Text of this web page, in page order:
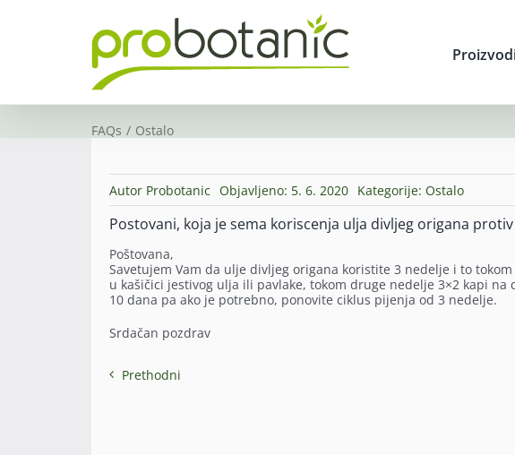
FAQs Ostalo
Autor Probotanic Objavljeno: 5. 6. 2020 Kategorije: Ostalo
Postovani, koja je sema koriscenja ulja divljeg origana
Poštovana,
Savetujem Vam da ulje divljeg origana koristite 3 nedelje i to
u kašičici jestivog ulja ili pavlake, tokom druge nedelje 3×2 kapi
10 dana pa ako je potrebno, ponovite ciklus pijenja od 3 nedelje.
Srdačan pozdrav
Prethodni